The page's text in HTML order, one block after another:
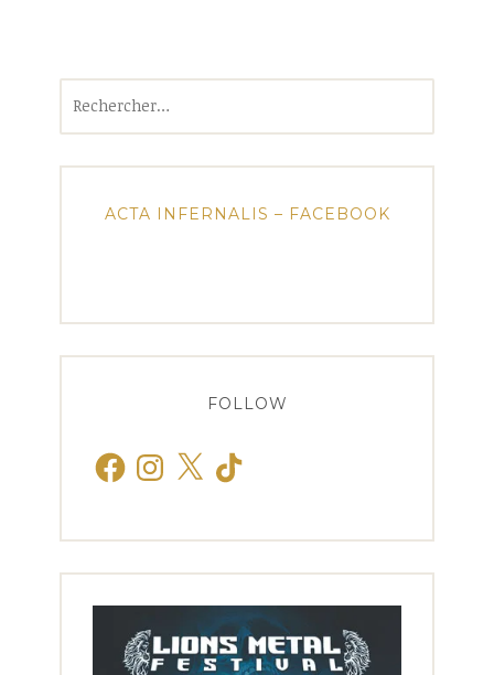
ACTA INFERNALIS – FACEBOOK
FOLLOW
FacebookInstagram
X TikTok